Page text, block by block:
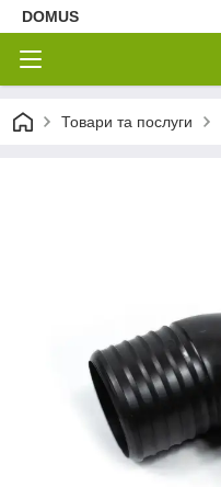
DOMUS
Товари та послуги